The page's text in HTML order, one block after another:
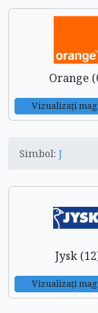
Orange
Vizualizați
Simbol: J
Jysk
Vizualizați